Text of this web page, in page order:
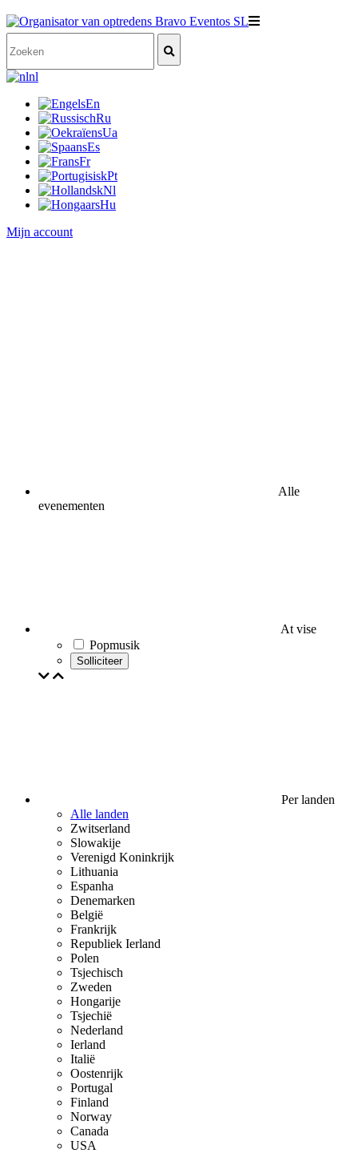
nl
En
Ru
Ua
Es
Fr
Pt
Nl
Hu
Mijn account
Alle
evenementen
At vise
Popmusik
Solliciteer
Per landen
Alle landen
Zwitserland
Slowakije
Verenigd Koninkrijk
Lithuania
Espanha
Denemarken
België
Frankrijk
Republiek Ierland
Polen
Tsjechisch
Zweden
Hongarije
Tsjechië
Nederland
Ierland
Italië
Oostenrijk
Portugal
Finland
Norway
Canada
USA